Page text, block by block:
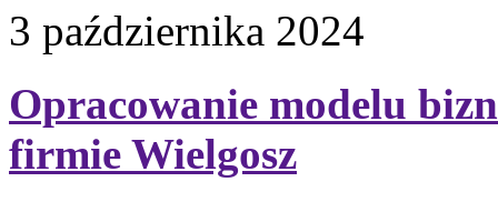
3 października 2024
Opracowanie modelu
firmie Wielgosz